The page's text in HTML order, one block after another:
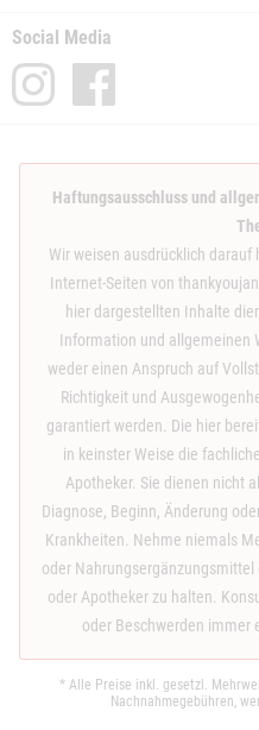
Social Media
Haftungsausschluss und
Wir weisen ausdrücklich
Internet-Seiten von
hier dargestellten Inhalte
Information und allgemeinen
weder einen Anspruch auf
Richtigkeit und
garantiert werden. Die hier
in keinster Weise die
Apotheker. Sie dienen nicht
Diagnose, Beginn, Änderung
Krankheiten. Nehme niemals
oder
oder Apotheker zu halten.
oder Beschwerden immer
* Alle Preise inkl. gesetzl.
Nachnahmegebühren,